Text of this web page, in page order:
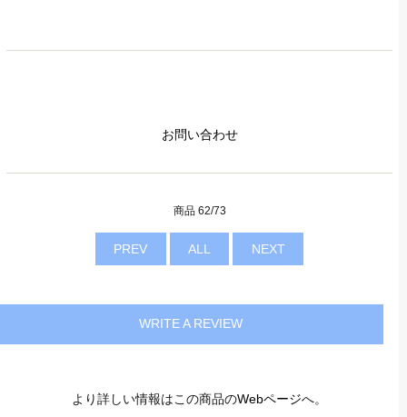
お問い合わせ
商品 62/73
PREV ALL NEXT
WRITE A REVIEW
より詳しい情報はこの商品のWebページへ。